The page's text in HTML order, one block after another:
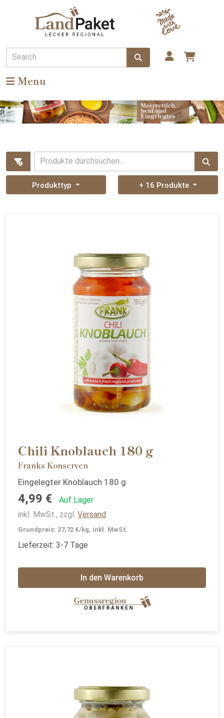
Search
Menu
Produkte durchsuchen...
Produkttyp + 16 Produkte
Chili Knoblauch 180 g
Franks Konserven
Eingelegter Knoblauch 180 g
4,99 €
Auf Lager
inkl. MwSt., zzgl. Versand
Grundpreis: 27,72 €/kg, inkl. MwSt.
Lieferzeit: 3-7 Tage
In den Warenkorb